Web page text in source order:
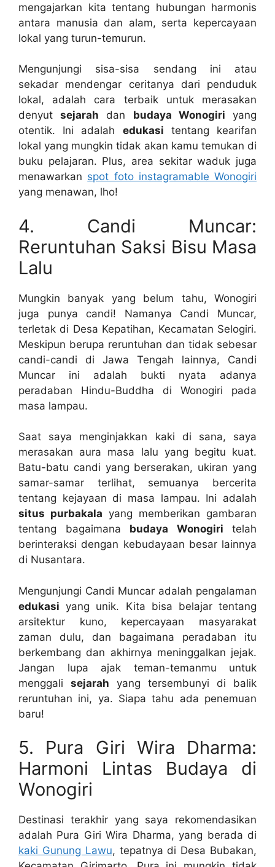
mengajarkan kita tentang hubungan harmonis
antara manusia dan alam, serta kepercayaan
lokal yang turun-temurun.
Mengunjungi sisa-sisa sendang ini atau
sekadar mendengar ceritanya dari penduduk
lokal, adalah cara terbaik untuk merasakan
denyutsejarah dan budaya Wonogiri yang
otentik. Ini adalah edukasi tentang kearifan
lokal yang mungkin tidak akan kamu temukan di
buku pelajaran. Plus, area sekitar waduk juga
menawarkan spot foto instagramable Wonogiri
yang menawan, lho!
4. Candi Muncar:
Reruntuhan Saksi Bisu Masa
Lalu
Mungkin banyak yang belum tahu, Wonogiri
juga punya candi! Namanya Candi Muncar,
terletak di Desa Kepatihan, Kecamatan Selogiri.
Meskipun berupa reruntuhan dan tidak sebesar
candi-candi di Jawa Tengah lainnya, Candi
Muncar ini adalah bukti nyata adanya
peradaban Hindu-Buddha di Wonogiri pada
masa lampau.
Saat saya menginjakkan kaki di sana, saya
merasakan aura masa lalu yang begitu kuat.
Batu-batu candi yang berserakan, ukiran yang
samar-samar terlihat, semuanya bercerita
tentang kejayaan di masa lampau. Ini adalah
situs purbakala yang memberikan gambaran
tentang bagaimana budaya Wonogiri telah
berinteraksi dengan kebudayaan besar lainnya
di Nusantara.
Mengunjungi Candi Muncar adalah pengalaman
edukasi yang unik. Kita bisa belajar tentang
arsitektur kuno, kepercayaan masyarakat
zaman dulu, dan bagaimana peradaban itu
berkembang dan akhirnya meninggalkan jejak.
Jangan lupa ajak teman-temanmu untuk
menggali sejarah yang tersembunyi di balik
reruntuhan ini, ya. Siapa tahu ada penemuan
baru!
5. Pura Giri Wira Dharma:
Harmoni Lintas Budaya di
Wonogiri
Destinasi terakhir yang saya rekomendasikan
adalah Pura Giri Wira Dharma, yang berada di
kaki Gunung Lawu, tepatnya di Desa Bubakan,